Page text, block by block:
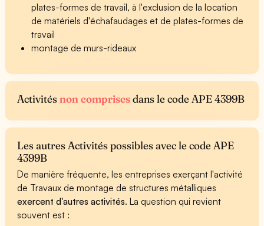
plates-formes de travail, à l'exclusion de la location
de matériels d'échafaudages et de plates-formes de
travail
montage de murs-rideaux
Activitésnon comprisesdans le code APE 4399B
Les autres Activités possibles avec le code APE
4399B
De manière fréquente, les entreprises exerçant l'activité
de Travaux de montage de structures métalliques
exercent d'autres activités. La question qui revient
souvent est :